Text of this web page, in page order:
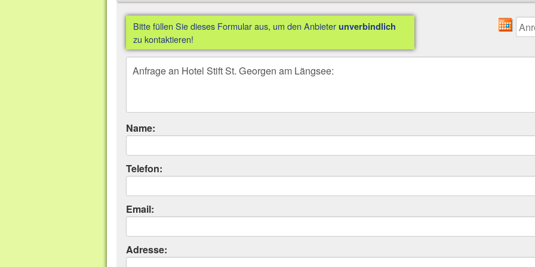
Bitte füllen Sie dieses Formular aus, um den Anbieterunverbindlich
zu kontaktieren!
Name:
Telefon:
Email:
Adresse: